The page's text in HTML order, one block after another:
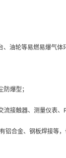
等易燃易爆气体环
爆型；
触器、测量仪表、
合金、钢板焊接等，